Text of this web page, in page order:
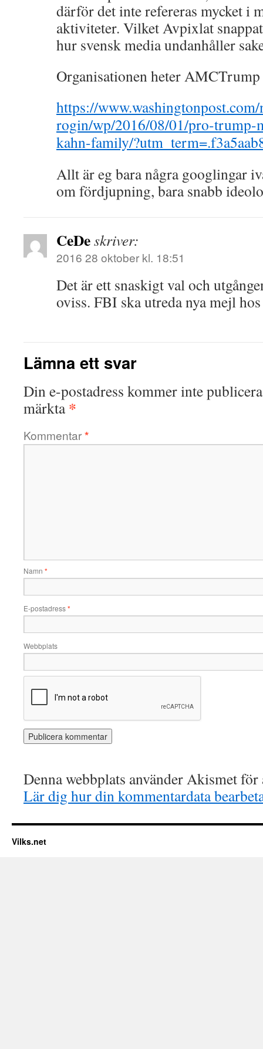
därför det inte refereras mycket i
aktiviteter. Vilket Avpixlat
hur svensk media undanhåller
Organisationen heter AMCTrump
https://
rogin/wp/2016/08/01/pro-trump-
kahn-family/
Allt är eg bara några googlingar
om fördjupning, bara snabb
CeDeskriver:
2016 28 oktober kl. 18:51
Det är ett snaskigt val och
oviss. FBI ska utreda nya mejl
Lämna ett svar
Din e-postadress kommer inte
märkta*
Kommentar*
Namn *
E-postadress*
Webbplats
Denna webbplats använder Akismet
Lär dig hur din kommentardata
Vilks.net